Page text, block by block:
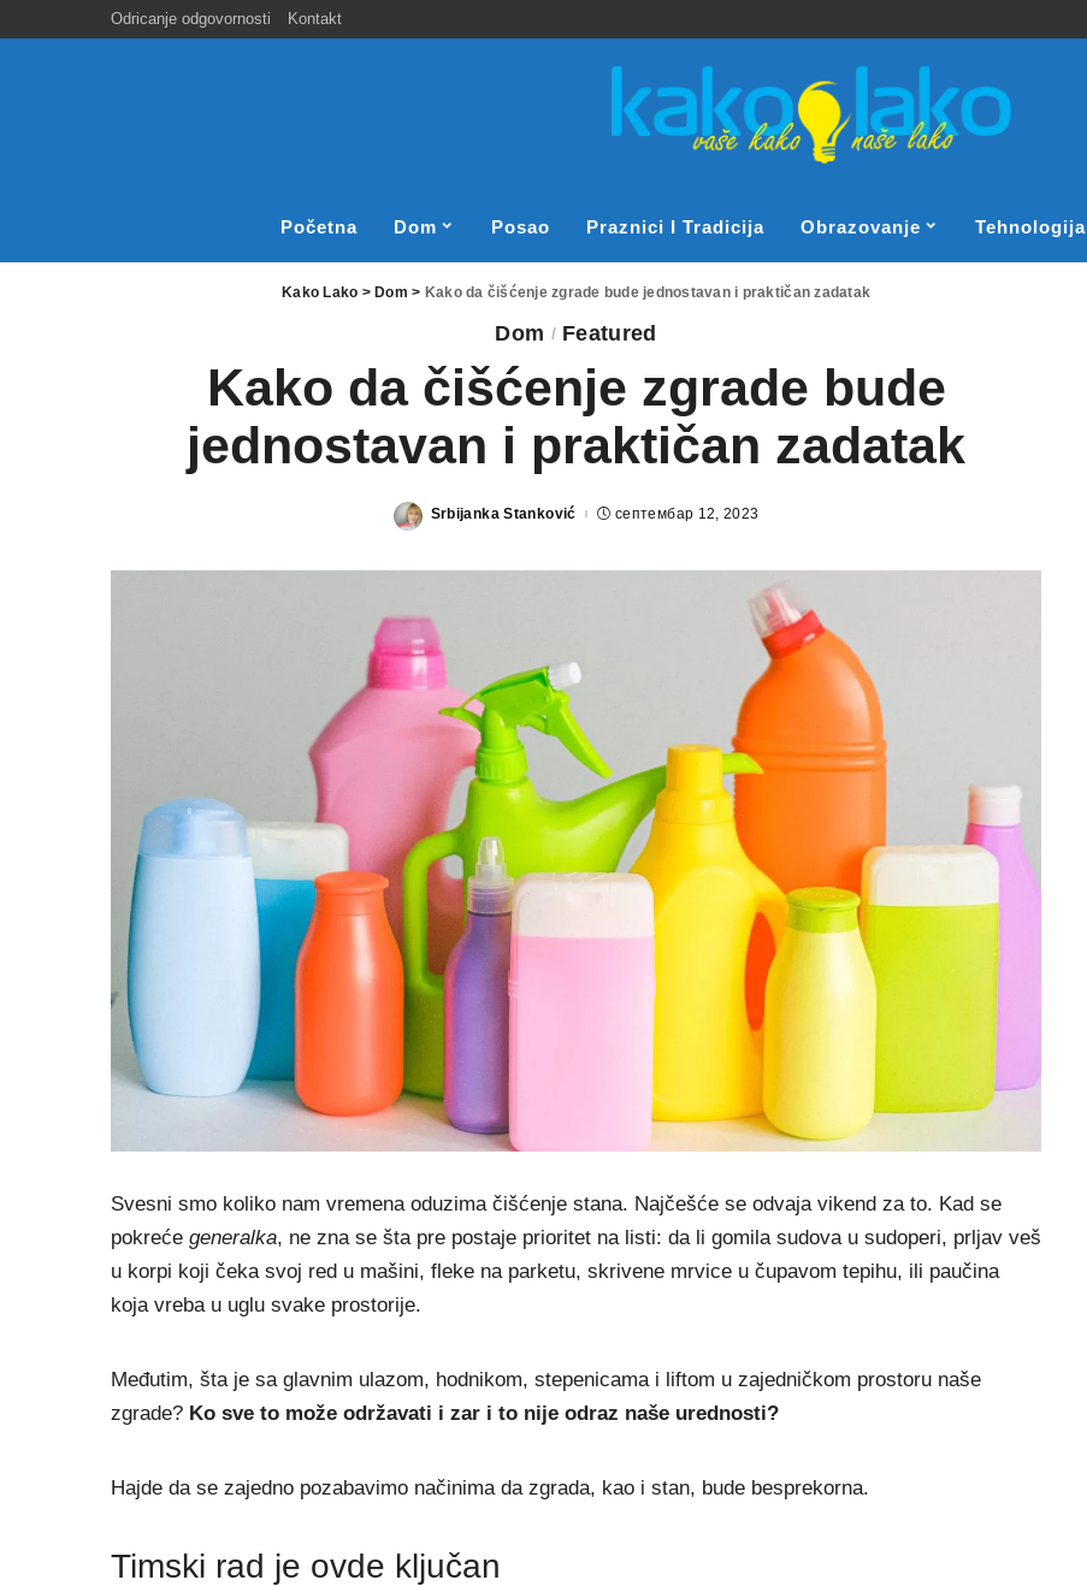
Odricanje odgovornosti Kontakt
Početna Dom Posao Praznici I Tradicija Obrazovanje Tehnologija
Kako Lako > Dom > Kako da čišćenje zgrade bude jednostavan i praktičan zadatak
Dom Featured
Kako da čišćenje zgrade bude
jednostavan i praktičan zadatak
Posted
Srbijanka Stanković септембар 12, 2023
Svesni smo koliko nam vremena oduzima čišćenje stana. Najčešće se odvaja vikend za to. Kad se
pokreće generalka, ne zna se šta pre postaje prioritet na listi: da li gomila sudova u sudoperi, prljav veš
u korpi koji čeka svoj red u mašini, fleke na parketu, skrivene mrvice u čupavom tepihu, ili paučina
koja vreba u uglu svake prostorije.
Međutim, šta je sa glavnim ulazom, hodnikom, stepenicama i liftom u zajedničkom prostoru naše
zgrade? Ko sve to može održavati i zar i to nije odraz naše urednosti?
Hajde da se zajedno pozabavimo načinima da zgrada, kao i stan, bude besprekorna.
Timski rad je ovde ključan